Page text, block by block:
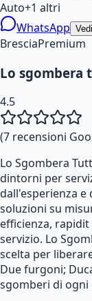
Auto+1 altri
WhatsApp
BresciaPremium
Lo sgombera
4.5
(7 recensioni
Lo Sgombera
dintorni per
dall'esperienza
soluzioni su
efficienza,
servizio. Lo
scelta per
Due furgoni;
sgomberi di ogni